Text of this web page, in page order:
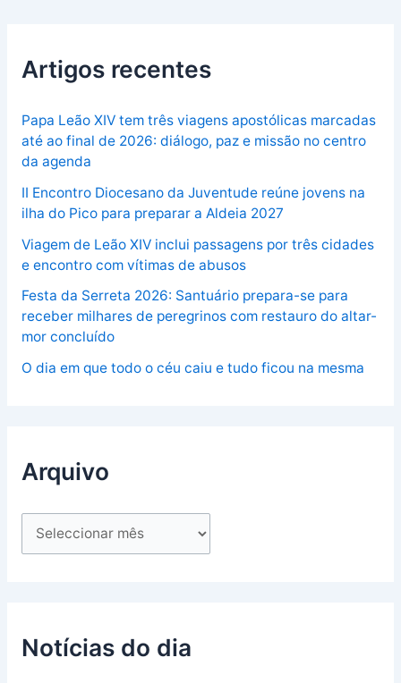
Artigos recentes
Papa Leão XIV tem três viagens apostólicas marcadas
até ao final de 2026: diálogo, paz e missão no centro
da agenda
II Encontro Diocesano da Juventude reúne jovens na
ilha do Pico para preparar a Aldeia 2027
Viagem de Leão XIV inclui passagens por três cidades
e encontro com vítimas de abusos
Festa da Serreta 2026: Santuário prepara-se para
receber milhares de peregrinos com restauro do altar-
mor concluído
O dia em que todo o céu caiu e tudo ficou na mesma
Arquivo
Notícias do dia